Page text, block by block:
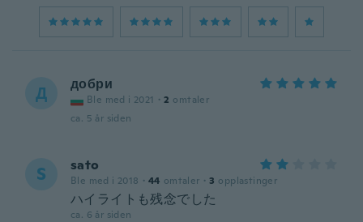
Д добри
Ble med i 2021 · 2 omtaler
ca. 5 år siden
S sato
Ble med i 2018 · 44 omtaler · 3 opplastinger
ハイライトも残念でした
ca. 6 år siden